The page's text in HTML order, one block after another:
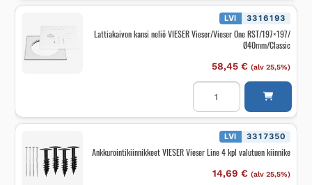
Line
1000mm
epäkeskeinen
LVI 3316193
Lattiakaivon kansi neliö VIESER Vieser/Vieser One RST/197×197/
Ø40mm/Classic
58,45 € (alv 25,5%)
Lattiakaivon
kansi
VIESER
Vieser/Vieser
RST/197x197/
Ø40mm/Classic
LVI 3317350
Ankkurointikiinnikkeet VIESER Vieser Line 4 kpl valutuen kiinnike
14,69 € (alv 25,5%)